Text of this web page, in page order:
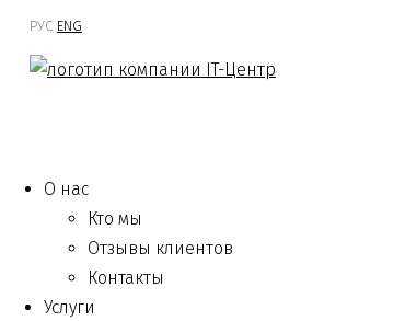
РУС ENG
О нас
Кто мы
Отзывы клиентов
Контакты
Услуги